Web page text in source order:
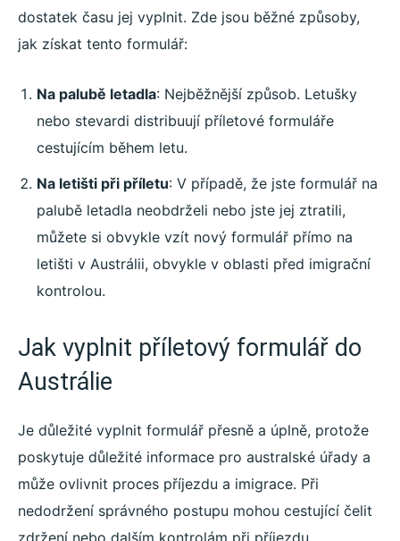
dostatek času jej vyplnit. Zde jsou běžné způsoby,
jak získat tento formulář:
Na palubě letadla: Nejběžnější způsob. Letušky
nebo stevardi distribuují příletové formuláře
cestujícím během letu.
Na letišti při příletu: V případě, že jste formulář na
palubě letadla neobdrželi nebo jste jej ztratili,
můžete si obvykle vzít nový formulář přímo na
letišti v Austrálii, obvykle v oblasti před imigrační
kontrolou.
Jak vyplnit příletový formulář do
Austrálie
Je důležité vyplnit formulář přesně a úplně, protože
poskytuje důležité informace pro australské úřady a
může ovlivnit proces příjezdu a imigrace. Při
nedodržení správného postupu mohou cestující čelit
zdržení nebo dalším kontrolám při příjezdu.